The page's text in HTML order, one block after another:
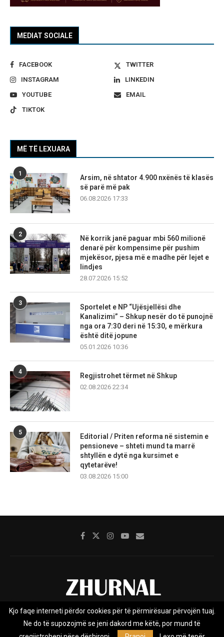
MEDIAT SOCIALE
FACEBOOK
TWITTER
INSTAGRAM
LINKEDIN
YOUTUBE
EMAIL
TIKTOK
MË TË LEXUARA
1
Arsim, në shtator 4.900 nxënës të klasës
së parë më pak
06.08.2026 17:33
2
Në korrik janë paguar mbi 560 milionë
denarë për kompensime për pushim
mjekësor, pjesa më e madhe për lejet e
lindjes
28.07.2026 15:52
3
Sportelet e NP “Ujësjellësi dhe
Kanalizimi” – Shkup nesër do të punojnë
nga ora 7:30 deri në 15:30, e mërkura
është ditë jopune
05.01.2026 10:36
4
Regjistrohet tërmet në Shkup
02.08.2026 22:34
5
Editorial / Priten reforma në sistemin e
pensioneve – shteti mund ta marrë
shtyllën e dytë nga kursimet e
qytetarëve!
03.08.2026 15:00
Rreth nesh Impresumi Marketing
Privacy Policy
Kjo faqe interneti përdor cookies për të përmirësuar përvojën tuaj.
Ne do të supozojmë se jeni dakord me këtë, por mund të